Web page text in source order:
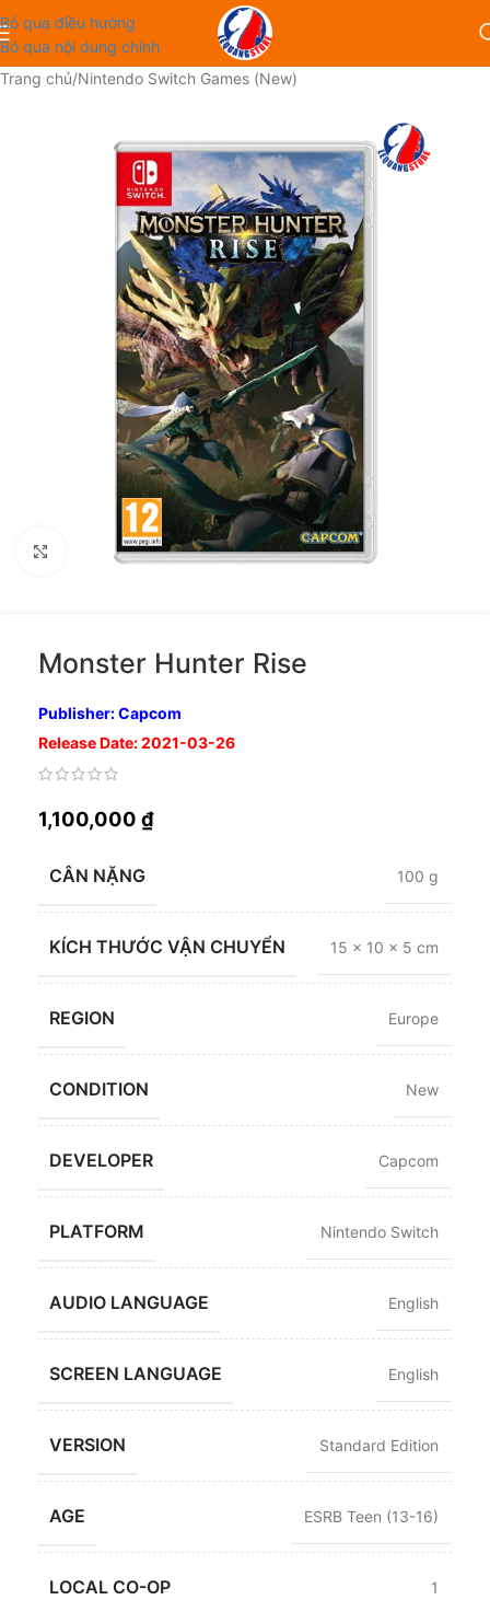
Bỏ qua điều hướng
Bỏ qua nội dung chính
Trang chủ/Nintendo Switch Games (New)
Nhấp để phóng to
Monster Hunter Rise
Publisher: Capcom
Release Date: 2021-03-26
1,100,000 ₫
CÂN NẶNG 100 g
KÍCH THƯỚC VẬN CHUYỂN 15 × 10 × 5 cm
REGION Europe
CONDITION New
DEVELOPER Capcom
PLATFORM Nintendo Switch
AUDIO LANGUAGE English
SCREEN LANGUAGE English
VERSION Standard Edition
AGE ESRB Teen (13-16)
LOCAL CO-OP 1